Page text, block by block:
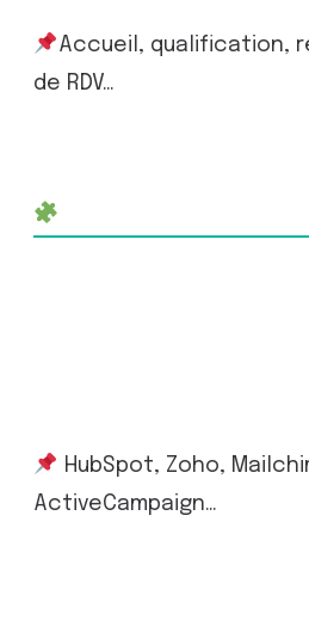
Accueil, qualification,
de RDV…
HubSpot, Zoho,
ActiveCampaign…